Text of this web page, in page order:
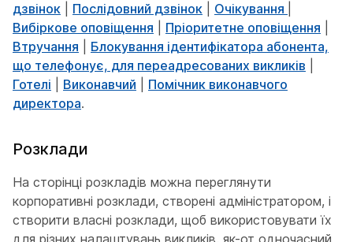
дзвінок
Послідовний дзвінок Очікування
Вибіркове оповіщення
Пріоритетне оповіщення
Втручання
Блокування ідентифікатора абонента,
що телефонує, для переадресованих викликів
Готелі
Виконавчий
Помічник виконавчого
директора.
Розклади
На сторінці розкладів можна переглянути
корпоративні розклади, створені адміністратором, і
створити власні розклади, щоб використовувати їх
для різних налаштувань викликів, як-от одночасний